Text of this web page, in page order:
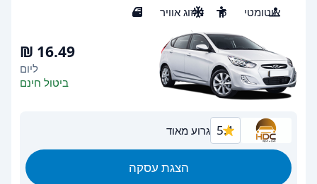
אוטומטי
5 מיזוג אוויר 3
ליום
ביטול חינם
5.1 גרוע מאוד
הצגת עסקה